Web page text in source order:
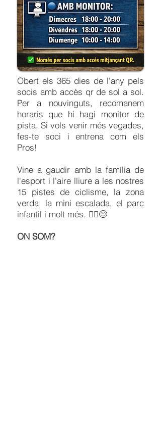
Obert els 365 dies de l'any pels
socis amb accès qr de sol a sol.
Per a nouvinguts, recomanem
horaris que hi hagi monitor de
pista. Si vols venir més vegades,
fes-te soci i entrena com els
Pros!
Vine a gaudir amb la família de
l'esport i l'aire lliure a les nostres
15 pistes de ciclisme, la zona
verda, la mini escalada, el parc
infantil i molt més. 🚴‍♀️😊
ON SOM?